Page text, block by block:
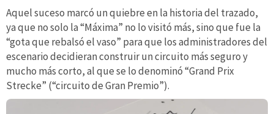
Aquel suceso marcó un quiebre en la historia del trazado,
ya que no solo la “Máxima” no lo visitó más, sino que fue la
“gota que rebalsó el vaso” para que los administradores del
escenario decidieran construir un circuito más seguro y
mucho más corto, al que se lo denominó “Grand Prix
Strecke” (“circuito de Gran Premio”).